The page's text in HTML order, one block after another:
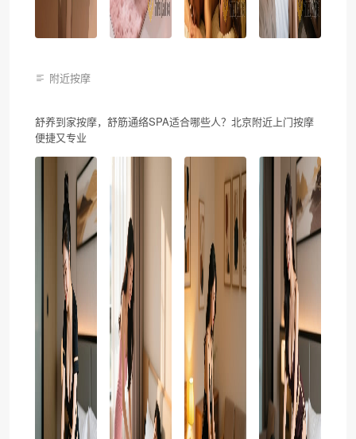
附近按摩
舒养到家按摩，舒筋通络SPA适合哪些人？北京附近上门按摩
便捷又专业